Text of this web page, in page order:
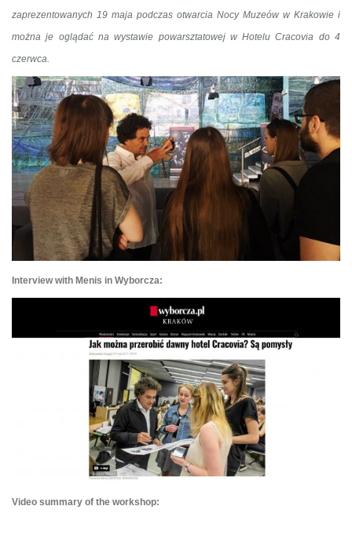
zaprezentowanych 19 maja podczas otwarcia Nocy Muzeów w Krakowie i
można je oglądać na wystawie powarsztatowej w Hotelu Cracovia do 4
czerwca.
Interview with Menis in Wyborcza:
Video summary of the workshop: